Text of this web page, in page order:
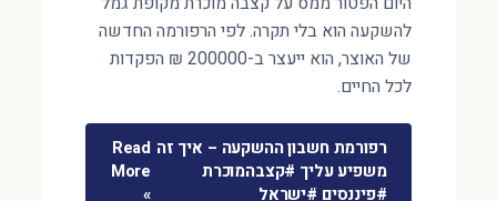
להשקעה הוא בלי תקרה. לפי הרפורמה החדשה
של האוצר, הוא ייעצר ב-200000 ₪ הפקדות
לכל החיים.
רפורמת חשבון ההשקעה – איך זה
משפיע עליך #קצבהמוכרת
#פיננסים #ישראל
Read
More
»